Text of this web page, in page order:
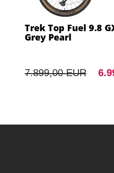
Trek Top Fuel 9.8
Grey Pearl
7.899,00 EUR